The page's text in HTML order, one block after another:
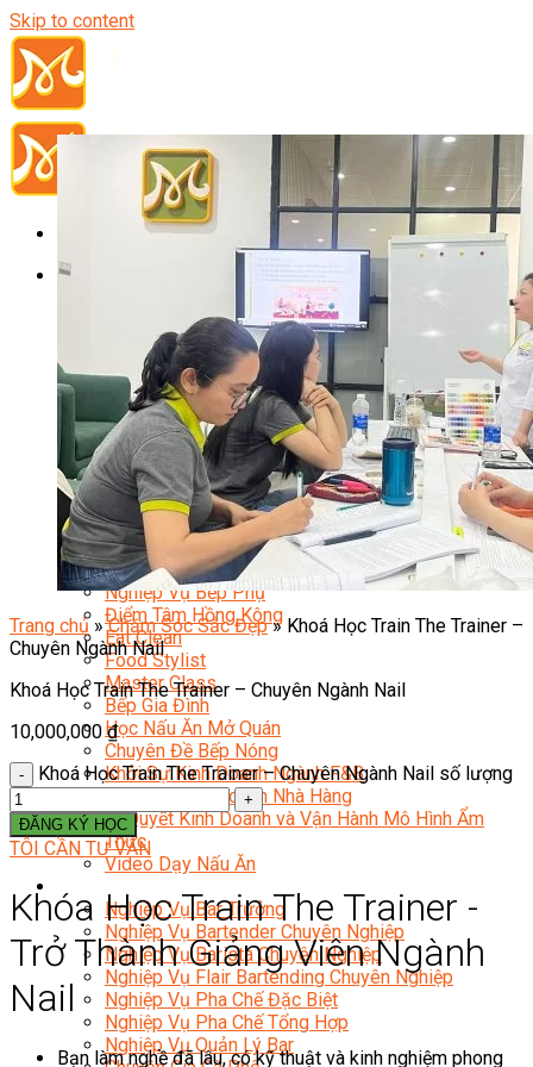
Skip to content
Đầu Bếp
Bếp Trưởng Điều Hành
Nghiệp Vụ Bếp Trưởng
Nghiệp Vụ Bếp Quốc Tế
Nghiệp Vụ Bếp Trưởng Bếp Việt
Nghiệp Vụ Bếp Trưởng Bếp Âu
Nghiệp Vụ Bếp Trưởng Bếp Á
Nghiệp Vụ Bếp Trưởng Bếp Nhật
Nghiệp Vụ Bếp Trưởng Bếp Hoa
Nghiệp Vụ Bếp Hàn
Nghiệp Vụ Bếp Thái
Nghiệp Vụ Bếp Chay
Nghiệp Vụ Quản Lý Bếp
Nghiệp Vụ Cấp Dưỡng
Nghiệp Vụ Bếp Phụ
Điểm Tâm Hồng Kông
Eat Clean
Food Stylist
Master Class
Bếp Gia Đình
Học Nấu Ăn Mở Quán
Chuyên Đề Bếp Nóng
Khởi Sự Kinh Doanh Ngành F&B
Khởi Sự Kinh Doanh Nhà Hàng
Bí Quyết Kinh Doanh và Vận Hành Mô Hình Ẩm
Thực
Video Dạy Nấu Ăn
Nghiệp Vụ Bar Trưởng
Nghiệp Vụ Bartender Chuyên Nghiệp
Nghiệp Vụ Barista Chuyên Nghiệp
Nghiệp Vụ Flair Bartending Chuyên Nghiệp
Nghiệp Vụ Pha Chế Đặc Biệt
Nghiệp Vụ Pha Chế Tổng Hợp
Nghiệp Vụ Quản Lý Bar
Trang chủ » Chăm Sóc Sắc Đẹp » Khoá Học Train The Trainer –
Chuyên Ngành Nail
Khoá Học Train The Trainer – Chuyên Ngành Nail
10,000,000₫
Khoá Học Train The Trainer – Chuyên Ngành Nail số lượng
ĐĂNG KÝ HỌC
TÔI CẦN TƯ VẤN
Khóa Học Train The Trainer -
Trở Thành Giảng Viên Ngành
Nail
Bạn làm nghề đã lâu, có kỹ thuật và kinh nghiệm phong